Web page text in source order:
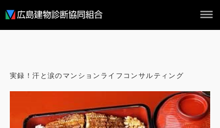
NEWS
実録！汗と涙のマンションライフコンサルティング